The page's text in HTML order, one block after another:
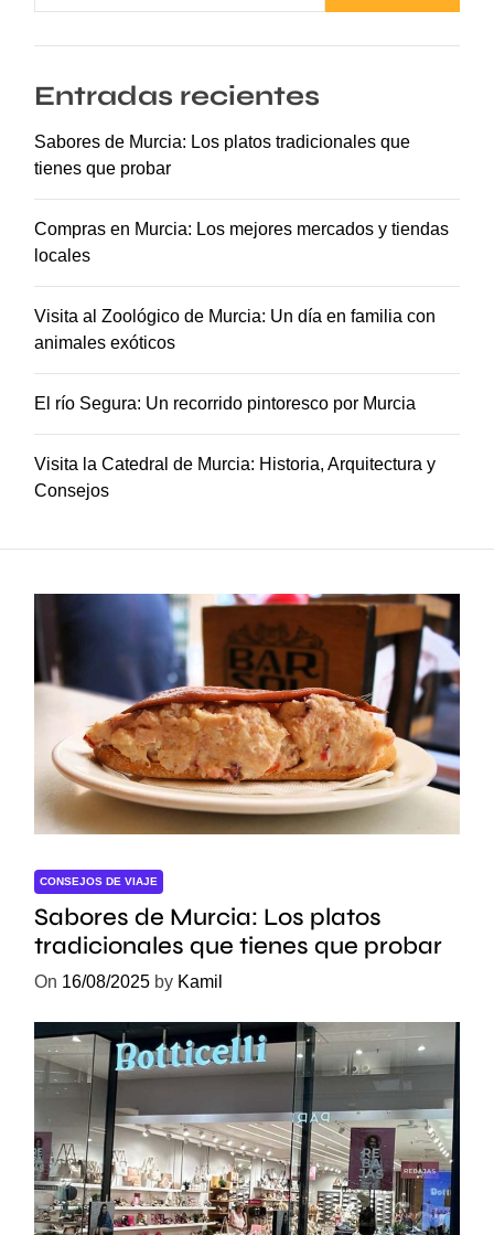
o
r
g
z
a
a
m
i
A
v
e
n
t
u
r
a
s
p
a
N
ñ
o
s
y
d
u
l
t
o
Entradas recientes
Sabores de Murcia: Los platos tradicionales que
tienes que probar
Compras en Murcia: Los mejores mercados y tiendas
locales
Visita al Zoológico de Murcia: Un día en familia con
animales exóticos
El río Segura: Un recorrido pintoresco por Murcia
Visita la Catedral de Murcia: Historia, Arquitectura y
Consejos
CONSEJOS DE VIAJE
Sabores de Murcia: Los platos
tradicionales que tienes que probar
On 16/08/2025 by Kamil